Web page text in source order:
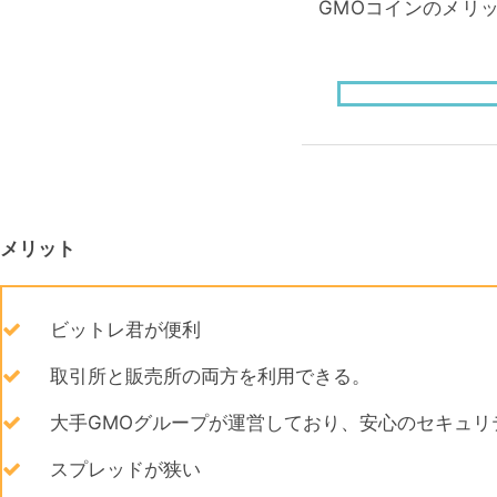
GMOコインのメリ
メリット
ビットレ君が便利
取引所と販売所の両方を利用できる。
大手GMOグループが運営しており、安心のセキュリ
スプレッドが狭い